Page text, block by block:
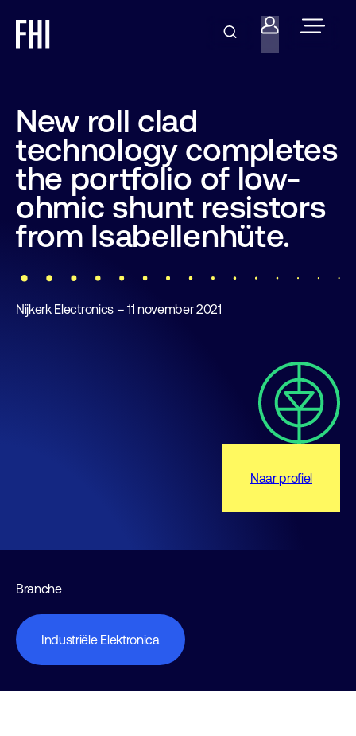
New roll clad
technology completes
the portfolio of low-
ohmic shunt resistors
from Isabellenhüte.
Nijkerk Electronics– 11 november 2021
Naar profiel
Branche
Industriële Elektronica